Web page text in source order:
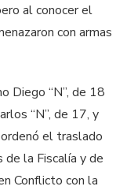
al conocer el
con armas
Diego “N”, de 18
“N”, de 17, y
el traslado
de la Fiscalía y de
Conflicto con la